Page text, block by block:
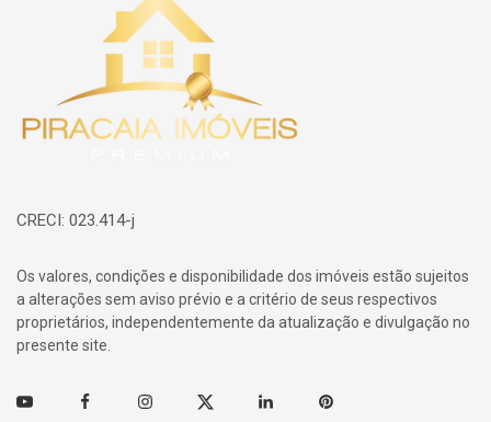
CRECI: 023.414-j
Os valores, condições e disponibilidade dos imóveis estão sujeitos
a alterações sem aviso prévio e a critério de seus respectivos
proprietários, independentemente da atualização e divulgação no
presente site.
Youtube FacebookInstagramTwitter Linkedin Pinterest